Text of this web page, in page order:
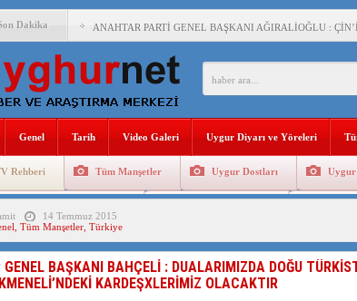
Dakika ANAHTAR PARTİ GENEL BAŞKANI AĞIRALİOĞLU :
ÇİN’İN DOĞU TÜRKİSTAN’DAKİ UYGULAMALARI
DİYANET AKADEMİSİ BAŞKANI DOÇ.DR.KAAN :
150 YILDIR KAYNAYAN YARAMIZ : ÇİN İŞGALİNDEKİ
ÇİN’İN UYGUR POLİTİKALARINI ÖVEN DİYANET
ÇİN’İN ANKARA BÜYÜKELÇİSİ JİANG’İN TRABZON
İŞGALCİ ÇİN’DEN “FETİHLER SULTANI
SAADET PARTİSİ İLÇE BAŞKANI : TEMMUZ AYI,DOĞU
Genel Tarih Video Galeri Uygur Diyarı ve Yöreleri
Rehberi Tüm Manşetler Uygur Dostları
Uygurlarda Düğün ve Cenaze
14 Temmuz 2015
Tüm Manşetler, Türkiye
GENEL BAŞKANI BAHÇELİ : DUALARIMIZDA DOĞU
KARDEŞXLERİMİZ OLACAKTIR